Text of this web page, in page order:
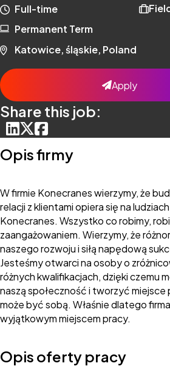
Full-time
Permanent Term
Katowice, śląskie, Poland
Apply
Share this job:
Opis firmy
W firmie Konecranes wierzymy, że
relacji z klientami opiera się na
Konecranes. Wszystko co robimy,
zaangażowaniem. Wierzymy, że
naszego rozwoju i siłą napędową
Jesteśmy otwarci na osoby o
różnych kwalifikacjach, dzięki czemu
naszą społeczność i tworzyć miejsce
może być sobą. Właśnie dlatego
wyjątkowym miejscem pracy.
Opis oferty pracy